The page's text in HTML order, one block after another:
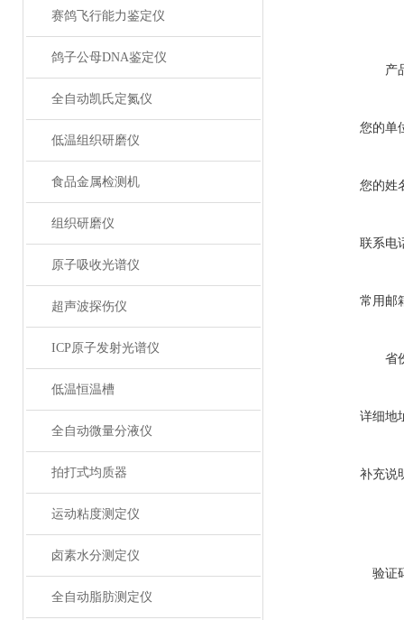
赛鸽飞行能力鉴定仪
鸽子公母DNA鉴定仪
全自动凯氏定氮仪
低温组织研磨仪
食品金属检测机
组织研磨仪
原子吸收光谱仪
超声波探伤仪
ICP原子发射光谱仪
低温恒温槽
全自动微量分液仪
拍打式均质器
运动粘度测定仪
卤素水分测定仪
全自动脂肪测定仪
产
您的单
您的姓
联系电
常用邮
省
详细地
补充说
验证